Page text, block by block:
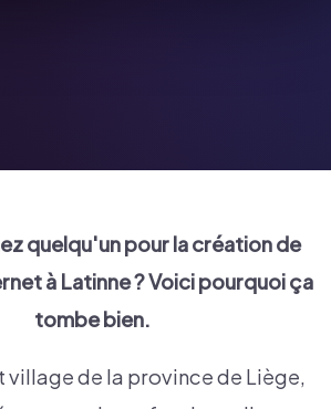
quelqu'un pour la création de
à Latinne? Voici pourquoi ça
tombe bien.
village de la province de Liège,